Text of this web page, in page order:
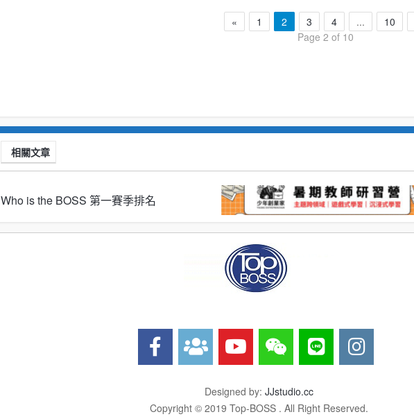
« 1 2 3 4 ...
10
Page 2 of 10
相關文章
Who is the BOSS 第一賽季排名
8/19(三)少年創業家的暑期教師研習(主
Designed by: JJstudio.cc
Copyright © 2019 Top-BOSS . All Right Reserved.